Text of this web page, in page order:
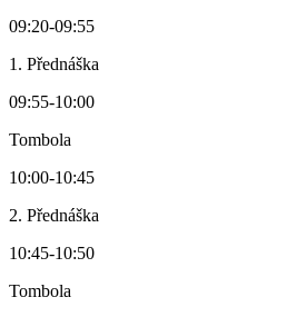
09:20-09:55
1. Přednáška
09:55-10:00
Tombola
10:00-10:45
2. Přednáška
10:45-10:50
Tombola